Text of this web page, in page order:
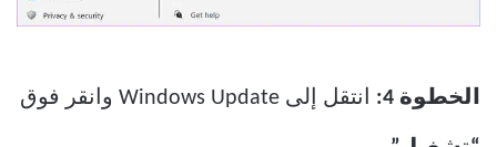
الخطوة 4: انتقل إلى Windows Update وانقر فوق